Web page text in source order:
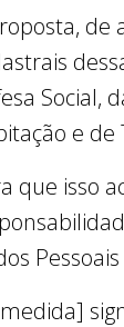
de
Social,
e
que isso